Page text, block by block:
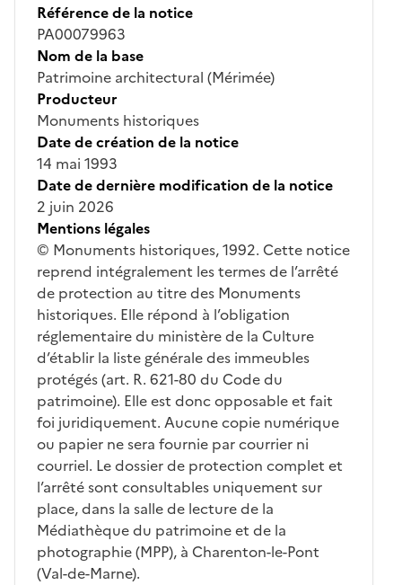
Référence de la notice
PA00079963
Nom de la base
Patrimoine architectural (Mérimée)
Producteur
Monuments historiques
Date de création de la notice
14 mai 1993
Date de dernière modification de la notice
2 juin 2026
Mentions légales
© Monuments historiques, 1992. Cette notice
reprend intégralement les termes de l’arrêté
de protection au titre des Monuments
historiques. Elle répond à l’obligation
réglementaire du ministère de la Culture
d’établir la liste générale des immeubles
protégés (art. R. 621-80 du Code du
patrimoine). Elle est donc opposable et fait
foi juridiquement. Aucune copie numérique
ou papier ne sera fournie par courrier ni
courriel. Le dossier de protection complet et
l’arrêté sont consultables uniquement sur
place, dans la salle de lecture de la
Médiathèque du patrimoine et de la
photographie (MPP), à Charenton-le-Pont
(Val-de-Marne).